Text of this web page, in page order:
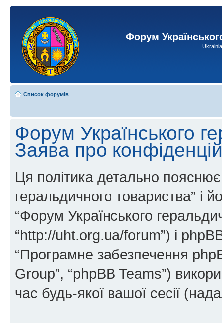
Форум
Список форумів
Форум Українського
Заява про
Ця політика детально
геральдичного товариства” і
“Форум Українського
“http://uht.org.ua/forum”) і phpBB
“Програмне забезпечення
Group”, “phpBB Teams”)
час будь-якої вашої сесії